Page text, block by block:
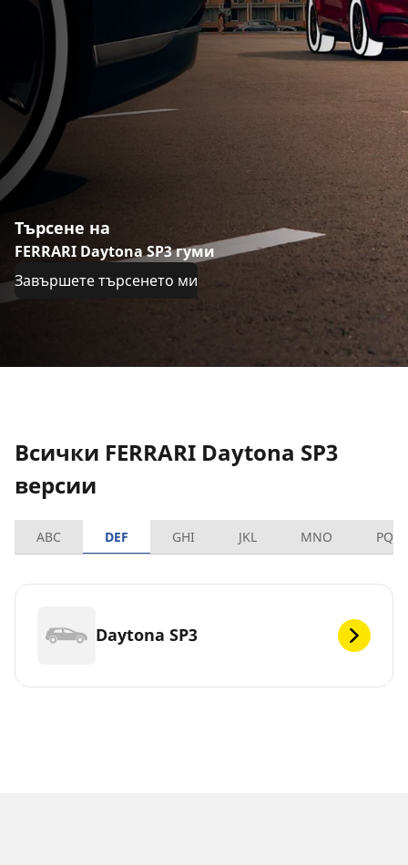
Търсене на
FERRARI Daytona SP3 гуми
Завършете търсенето ми
Всички FERRARI Daytona SP3
версии
ABC DEF GHI JKL MNO PQRS
Daytona SP3